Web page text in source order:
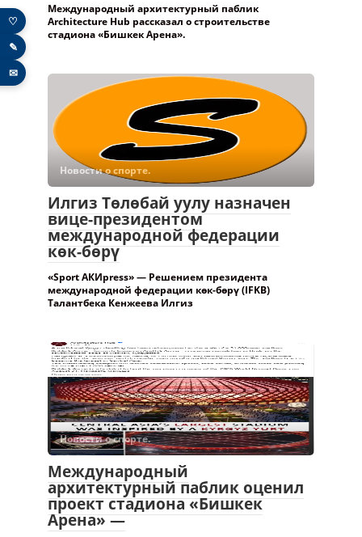
Международный архитектурный паблик
Architecture Hub рассказал о строительстве
стадиона «Бишкек Арена».
Новости о спорте.
Илгиз Төлөбай уулу назначен
вице-президентом
международной федерации
көк-бөрү
«Sport АКИpress» — Решением президента
международной федерации көк-бөрү (IFKB)
Талантбека Кенжеева Илгиз
Новости о спорте.
Международный
архитектурный паблик оценил
проект стадиона «Бишкек
Арена» —
♡
✎
✉